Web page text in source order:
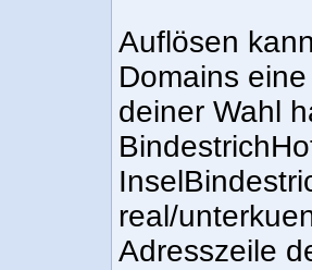
Auflösen
Domains
deiner Wahl
real/
Adresszeile